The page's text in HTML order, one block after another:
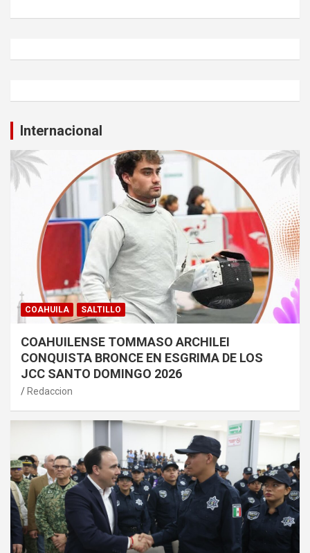
Internacional
COAHUILA SALTILLO
COAHUILENSE TOMMASO ARCHILEI
CONQUISTA BRONCE EN ESGRIMA DE LOS
JCC SANTO DOMINGO 2026
Redaccion